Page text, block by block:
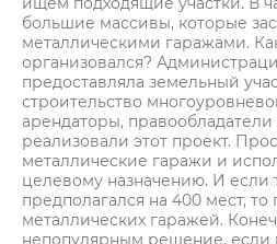
большие массивы, которые
металлическими гаражами.
организовался?
предоставляла земельный
строительство
арендаторы, правообладатели
реализовали этот проект.
металлические гаражи и
целевому назначению. И если
предполагался на 400 мест, то
металлических гаражей.
непопулярным решение,